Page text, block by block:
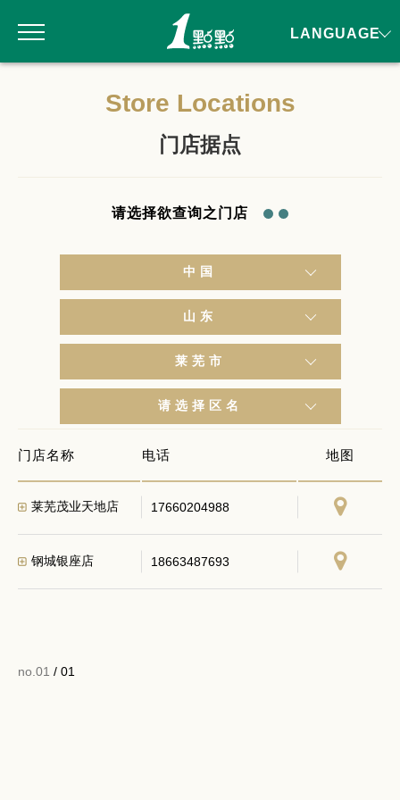
Store Locations
门店据点
请选择欲查询之门店
中国
山东
莱芜市
请选择区名
门店名称 电话 地图
莱芜茂业天地店 17660204988
钢城银座店 18663487693
no.01 / 01
LANGUAGE